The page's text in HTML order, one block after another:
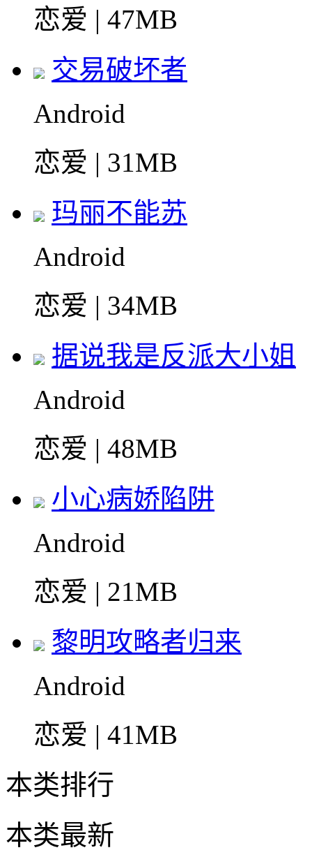
恋爱 | 47MB
交易破坏者
Android
恋爱 | 31MB
玛丽不能苏
Android
恋爱 | 34MB
据说我是反派大小姐
Android
恋爱 | 48MB
小心病娇陷阱
Android
恋爱 | 21MB
黎明攻略者归来
Android
恋爱 | 41MB
本类排行
本类最新